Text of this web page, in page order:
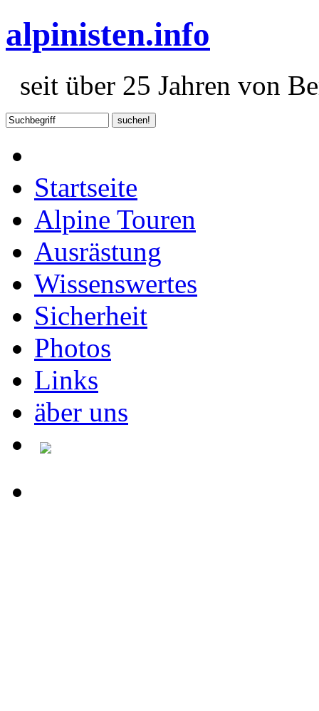
alpinisten.info
seit über 25 Jahren von
Startseite
Alpine Touren
Ausrästung
Wissenswertes
Sicherheit
Photos
Links
äber uns